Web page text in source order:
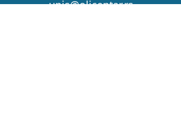
upis@olicentar.rs